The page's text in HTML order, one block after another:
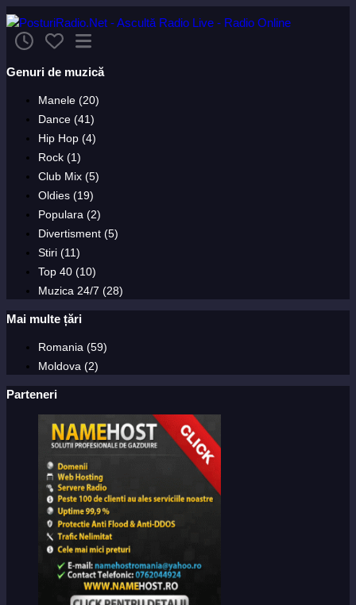
Genuri de muzică
Manele (20)
Dance (41)
Hip Hop (4)
Rock (1)
Club Mix (5)
Oldies (19)
Populara (2)
Divertisment (5)
Stiri (11)
Top 40 (10)
Muzica 24/7 (28)
Mai multe țări
Romania (59)
Moldova (2)
Parteneri